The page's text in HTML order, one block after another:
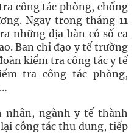
công tác phòng, chống
Ngay trong tháng 11
những địa bàn có số ca
Ban chỉ đạo y tế trường
kiểm tra công tác y tế
tra công tác phòng,
nhân, ngành y tế thành
công tác thu dung, tiếp